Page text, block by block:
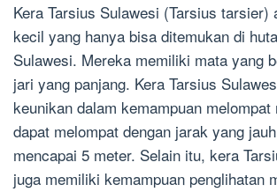
Kera Tarsius Sulawesi (Tarsius tarsier)
kecil yang hanya bisa ditemukan di
Sulawesi. Mereka memiliki mata yang
jari yang panjang. Kera Tarsius
keunikan dalam kemampuan
dapat melompat dengan jarak yang
mencapai 5 meter. Selain itu, kera
juga memiliki kemampuan penglihatan